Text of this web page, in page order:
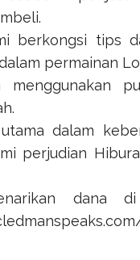
berkongsi tips
permainan
menggunakan
dalam
perjudian
dana